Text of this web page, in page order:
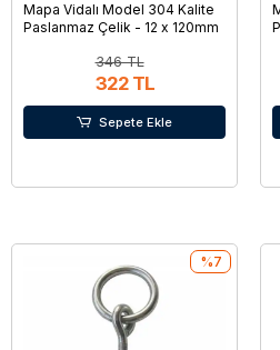
Mapa Vidalı Model 304 Kalite
Paslanmaz Çelik - 12 x 120mm
346 TL
322 TL
Sepete Ekle
%7